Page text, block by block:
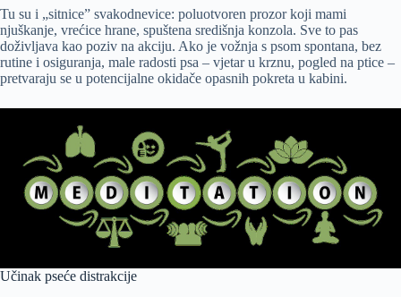
Tu su i „sitnice” svakodnevice: poluotvoren prozor koji mami
njuškanje, vrećice hrane, spuštena središnja konzola. Sve to pas
doživljava kao poziv na akciju. Ako je vožnja s psom spontana, bez
rutine i osiguranja, male radosti psa – vjetar u krznu, pogled na ptice –
pretvaraju se u potencijalne okidače opasnih pokreta u kabini.
Učinak pseće distrakcije